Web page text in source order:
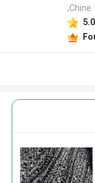
,Chine
5.0